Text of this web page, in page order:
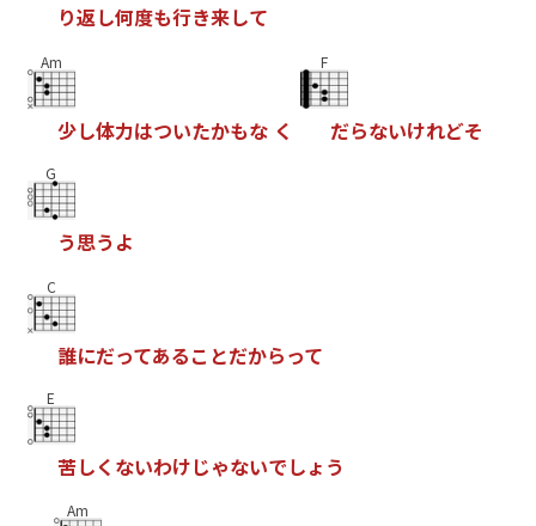
り返し何度も行き来して
Am
少し体力はついたかもな く
F
だらないけれどそ
G
う思う よ
C
誰にだってあるこ とだからって
E
苦しく ないわけじゃないでしょ う
Am